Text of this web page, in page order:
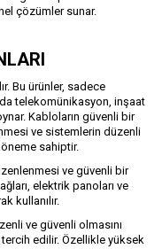
çözümler sunar.
Bu ürünler, sadece
telekomünikasyon, inşaat
Kabloların güvenli bir
ve sistemlerin düzenli
öneme sahiptir.
ve güvenli bir
elektrik panoları ve
kullanılır.
ve güvenli olmasını
edilir. Özellikle yüksek